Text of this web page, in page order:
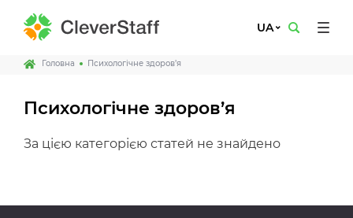
UA
Головна Психологічне здоров’я
Психологічне здоров’я
За цією категорією статей не знайдено